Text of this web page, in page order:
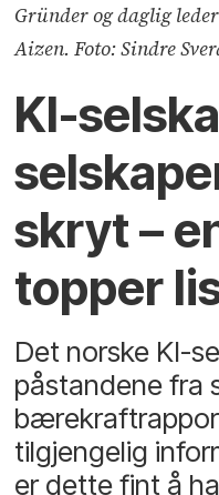
Gründer og daglig
Aizen. Foto: Sindre
KI-
skryt –
topper
Det norske KI-
påstandene fra
tilgjengelig
er dette fint å